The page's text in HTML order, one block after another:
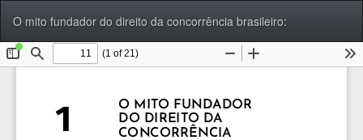
aos
Detalhes
do
Artigo
O mito fundador do direito da concorrência brasileiro: